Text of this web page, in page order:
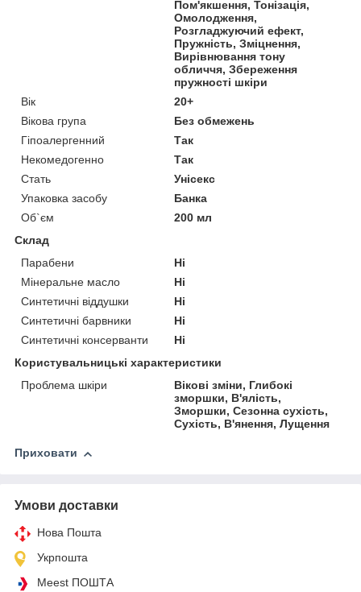
Пом'якшення, Тонізація,
Омолодження,
Розгладжуючий ефект,
Пружність, Зміцнення,
Вирівнювання тону
обличчя, Збереження
пружності шкіри
Вік
20+
Вікова група
Без обмежень
Гіпоалергенний
Так
Некомедогенно
Так
Стать
Унісекс
Упаковка засобу
Банка
Об`єм
200 мл
Склад
Парабени
Ні
Мінеральне масло
Ні
Синтетичні віддушки
Ні
Синтетичні барвники
Ні
Синтетичні консерванти
Ні
Користувальницькі характеристики
Проблема шкіри
Вікові зміни, Глибокі
зморшки, В'ялість,
Зморшки, Сезонна сухість,
Сухість, В'янення, Лущення
Приховати
Умови доставки
Нова Пошта
Укрпошта
Meest ПОШТА